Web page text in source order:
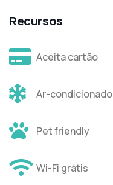
Recursos
Aceita cartão
Ar-condicionado
Pet friendly
Wi-Fi grátis